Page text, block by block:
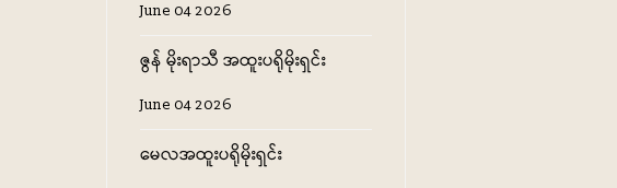
June 04 2026
ဇွန် မိုးရာသီ အထူးပရိုမိုးရှင်း
June 04 2026
မေလအထူးပရိုမိုးရှင်း